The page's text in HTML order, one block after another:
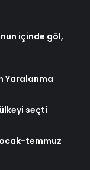
içinde göl,
Yaralanma
seçti
temmuz